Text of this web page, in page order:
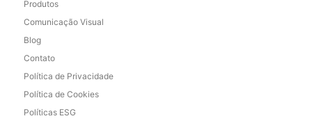
Produtos
Comunicação Visual
Blog
Contato
Política de Privacidade
Política de Cookies
Políticas ESG